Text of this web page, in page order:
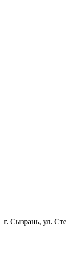
г. Сызрань, ул.